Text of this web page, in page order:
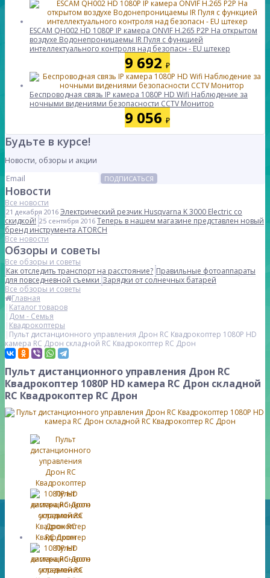
ESCAM QH002 HD 1080P IP камера ONVIF H.265 P2P На открытом
воздухе Водонепроницаемы IR Пуля с функцией
интеллектуального контроля над безопасн - EU штекер
9 692 ₽
Беспроводная связь IP камера 1080P HD Wifi Наблюдение за
ночными видениями безопасности CCTV Монитор
9 056 ₽
Будьте в курсе!
Новости, обзоры и акции
ПОДПИСАТЬСЯ
Новости
Все новости
21 декабря 2016 Электрический резчик Husqvarna K 3000 Electric со
скидкой! 25 сентября 2016 Теперь в нашем магазине представлен новый
бренд инструмента ATORCH
Все новости
Обзоры и советы
Все обзоры и советы
Как отследить транспорт на расстояние? Правильные фотоаппараты
для повседневной съемкиЗарядки от солнечных батарей
Все обзоры и советы
Главная
Каталог товаров
Дом - Семья
Квадрокоптеры
Пульт дистанционного управления Дрон RC Квадрокоптер 1080P HD
камера RC Дрон складной RC Квадрокоптер RC Дрон
Пульт дистанционного управления Дрон RC
Квадрокоптер 1080P HD камера RC Дрон складной
RC Квадрокоптер RC Дрон